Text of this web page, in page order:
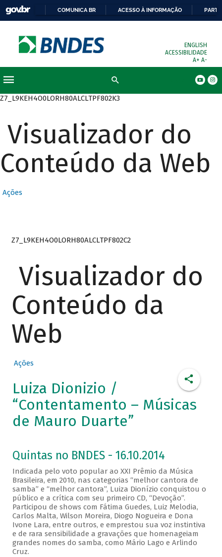
COMUNICA BR ACESSO À INFORMAÇÃO
ENGLISH
ACESSIBILIDADE
A+ A-
Z7_L9KEH4O0LORH80ALCLTPF802K3
Visualizador do
Conteúdo da Web
Ações
Z7_L9KEH4O0LORH80ALCLTPF802C2
Visualizador do
Conteúdo da
Web
Ações
Luiza Dionizio /
“Contentamento – Músicas
de Mauro Duarte”
Quintas no BNDES - 16.10.2014
Indicada pelo voto popular ao XXI Prêmio da Música
Brasileira, em 2010, nas categorias “melhor cantora de
samba” e “melhor cantora”, Luiza Dionízio conquistou o
público e a crítica com seu primeiro CD, “Devoção”.
Participou de shows com Fátima Guedes, Luiz Melodia,
Carlos Malta, Wilson Moreira, Diogo Nogueira e Dona
Ivone Lara, entre outros, e emprestou sua voz instintiva
e de rara sensibilidade a gravações que homenageiam
grandes nomes do samba, como Mário Lago e Arlindo
Cruz.